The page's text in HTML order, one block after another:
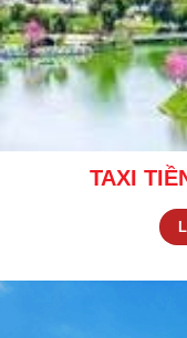
TAXI